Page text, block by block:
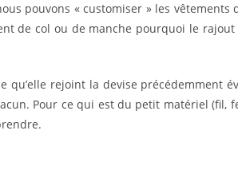
pouvons « customiser » les vêtements
de col ou de manche pourquoi le rajout
qu’elle rejoint la devise précédemment
Pour ce qui est du petit matériel (fil,